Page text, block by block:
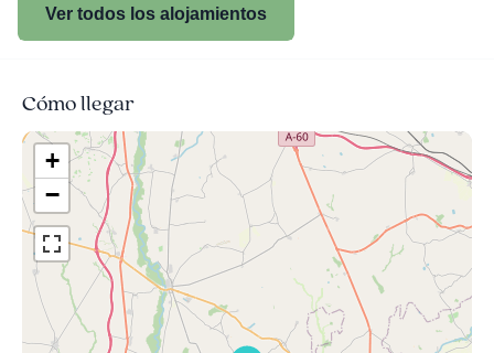
Ver todos los alojamientos
Cómo llegar
+
−